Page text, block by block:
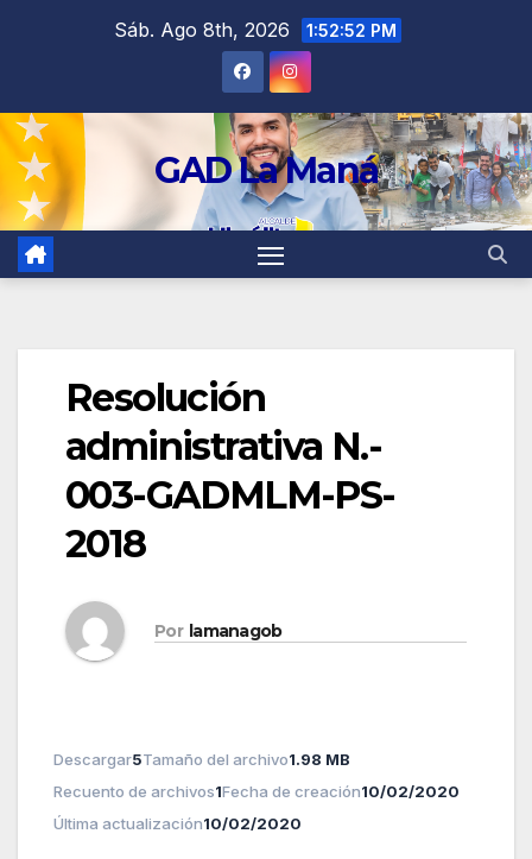
Sáb. Ago 8th, 2026 1:52:52 PM
GAD La Maná
Resolución
administrativa N.-
003-GADMLM-PS-
2018
Por lamanagob
Descargar5Tamaño del archivo1.98 MB
Recuento de archivos1Fecha de creación10/02/2020
Última actualización10/02/2020